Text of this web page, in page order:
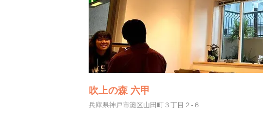
吹上の森 六甲
兵庫県神戸市灘区山田町３丁目２-６